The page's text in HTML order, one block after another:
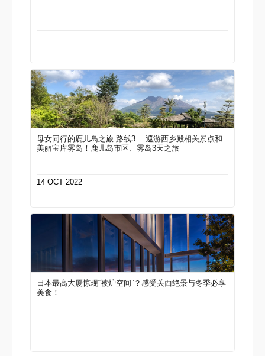
母女同行的鹿儿岛之旅 路线3 巡游西乡殿相关景点和
美丽宝库雾岛！鹿儿岛市区、雾岛3天之旅
14 OCT 2022
日本最高大厦惊现“被炉空间”？感受关西绝景与冬季必享
美食！